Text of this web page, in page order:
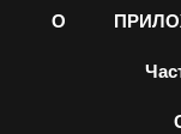
О